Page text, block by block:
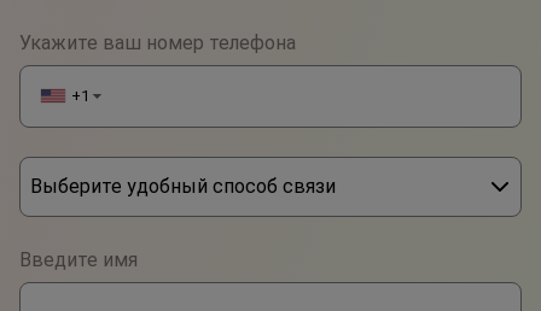
Укажите ваш номер телефона
+1 ▼
Выберите удобный способ связи
WhatsApp
Введите имя